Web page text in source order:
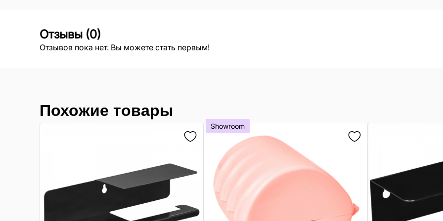
Отзывы (0)
Отзывов пока нет. Вы можете стать первым!
Похожие товары
Showroom